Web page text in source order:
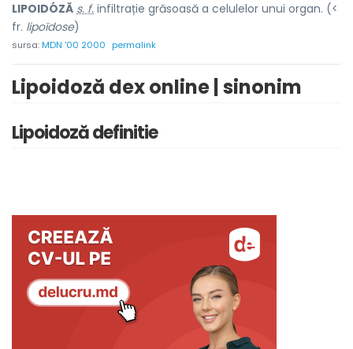
LIPOIDÓZĂ s. f. infiltrație grăsoasă a celulelor unui organ. (<
fr. lipoïdose)
sursa:MDN '00 2000 permalink
Lipoidoză dex online | sinonim
Lipoidoză definitie